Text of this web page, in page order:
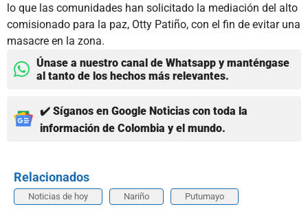
lo que las comunidades han solicitado la mediación del alto
comisionado para la paz, Otty Patiño, con el fin de evitar una
masacre en la zona.
Únase a nuestro canal de Whatsapp y manténgase
al tanto de los hechos más relevantes.
✔️ Síganos en Google Noticias con toda la
información de Colombia y el mundo.
Relacionados
Noticias de hoy Nariño Putumayo